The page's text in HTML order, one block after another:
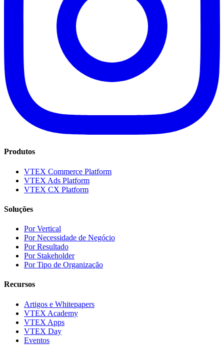
Produtos
VTEX Commerce Platform
VTEX Ads Platform
VTEX CX Platform
Soluções
Por Vertical
Por Necessidade de Negócio
Por Resultado
Por Stakeholder
Por Tipo de Organização
Recursos
Artigos e Whitepapers
VTEX Academy
VTEX Apps
VTEX Day
Eventos